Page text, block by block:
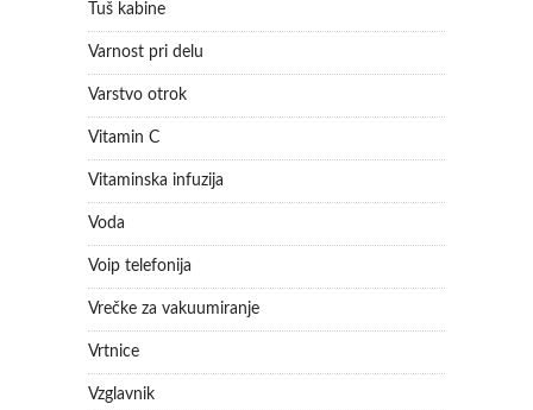
Tuš kabine
Varnost pri delu
Varstvo otrok
Vitamin C
Vitaminska infuzija
Voda
Voip telefonija
Vrečke za vakuumiranje
Vrtnice
Vzglavnik